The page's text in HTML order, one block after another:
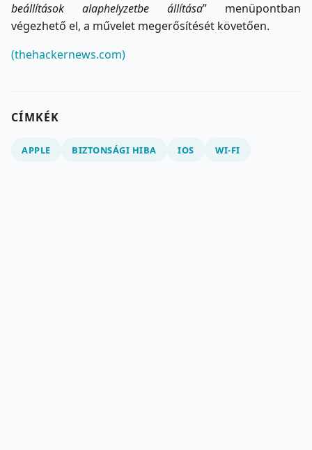
beállítások alaphelyzetbe állítása” menüpontban
végezhető el, a művelet megerősítését követően.
(thehackernews.com)
CÍMKÉK
APPLE BIZTONSÁGI HIBA IOS WI-FI